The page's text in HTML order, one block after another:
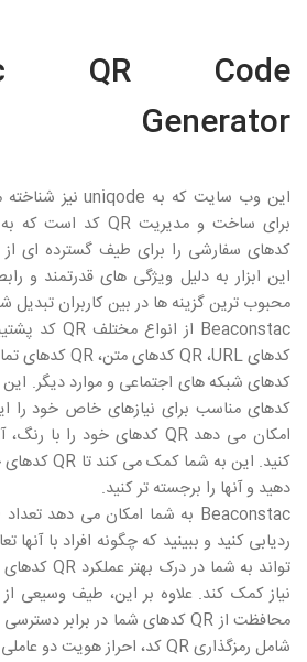
QR Code
Generator
این وب سایت که به uniqodeنیز
برای ساخت و مدیریت QRکد است که به
کدهای سفارشی را برای طیف گسترده ای از
این ابزار به دلیل ویژگی های قدرتمند و
محبوب ترین گزینه ها در بین کاربران
Beaconstac از انواع مختلف QR کد
کدهایURL،QRکدهای متن،QRکدهای
کدهای شبکه های اجتماعی و موارد دیگر.
کدهای مناسب برای نیازهای خاص خود را
امکان می دهدQR کدهای خود را با رنگ،
کنید. این به شما کمک می کند تا QRکدهای
دهید و آنها را برجسته تر کنید.
Beaconstac به شما امکان می دهد
ردیابی کنید و ببینید که چگونه افراد با آنها
تواند به شما در درک بهتر عملکرد QR کدهای
نیاز کمک کند. علاوه بر این، طیف وسیعی
محافظت از QRکدهای شما در برابر دسترسی
شامل رمزگذاریQRکد، احراز هویت دو